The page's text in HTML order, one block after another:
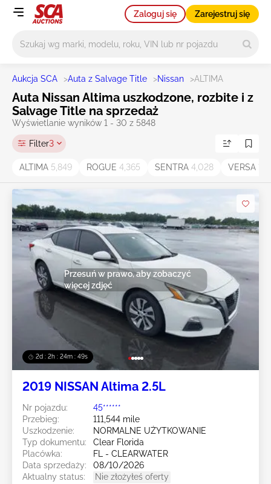
Zaloguj się Zarejestruj się
Aukcja SCA >Auta z Salvage Title >Nissan >ALTIMA
Auta Nissan Altima uszkodzone, rozbite i z
Salvage Title na sprzedaż
Wyświetlanie wyników 1 - 30 z 5848
Filter3
ALTIMA 5,849 ROGUE 4,365 SENTRA 4,028 VERSA
2d : 2h : 24m : 47s
Przesuń w prawo, aby zobaczyć
więcej zdjęć
2019 NISSAN Altima 2.5L
Nr pojazdu:
45******
Przebieg:
111,544 mile
Uszkodzenie:
NORMALNE UŻYTKOWANIE
Typ dokumentu:
Clear Florida
Placówka:
FL - CLEARWATER
Data sprzedaży:
08/10/2026
Aktualny status:
Nie złożyłeś oferty